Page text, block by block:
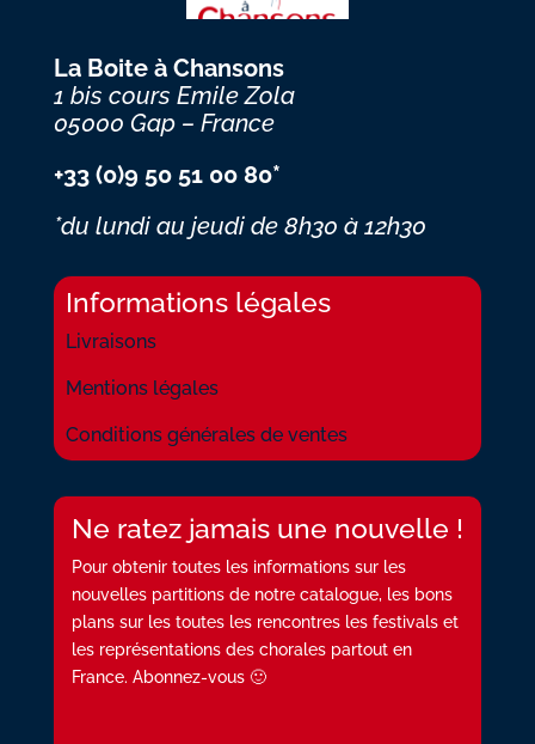
La Boite à Chansons
1 bis cours Emile Zola
05000 Gap – France
+33 (0)9 50 51 00 80*
*du lundi au jeudi de 8h30 à 12h30
Informations légales
Livraisons
Mentions légales
Conditions générales de ventes
Ne ratez jamais une nouvelle !
Pour obtenir toutes les informations sur les
nouvelles partitions de notre catalogue, les bons
plans sur les toutes les rencontres les festivals et
les représentations des chorales partout en
France. Abonnez-vous 🙂